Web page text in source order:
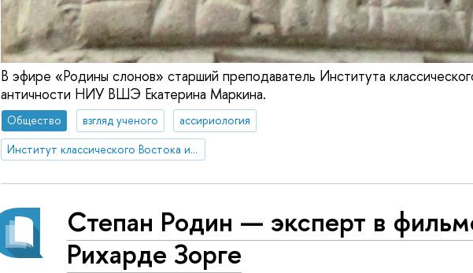
В эфире «Родины слонов» старший преподаватель Института
античности НИУ ВШЭ Екатерина Маркина.
Общество взгляд ученого
ассириология
Институт классического Востока и античности
Степан Родин — эксперт в
Рихарде Зорге